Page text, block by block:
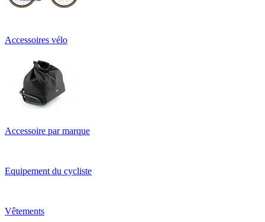
Accessoires vélo
Accessoire par marque
Equipement du cycliste
Vêtements